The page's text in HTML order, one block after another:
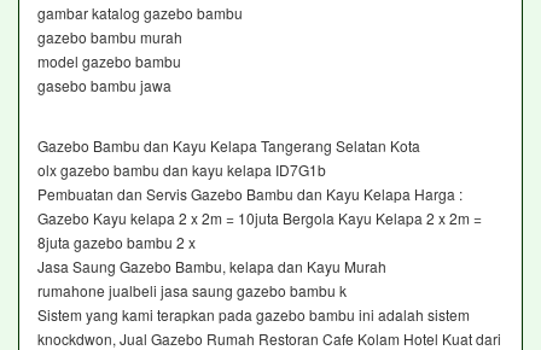
gambar katalog gazebo bambu
gazebo bambu murah
model gazebo bambu
gasebo bambu jawa
Gazebo Bambu dan Kayu Kelapa Tangerang Selatan Kota
olx gazebo bambu dan kayu kelapa ID7G1b
Pembuatan dan Servis Gazebo Bambu dan Kayu Kelapa Harga :
Gazebo Kayu kelapa 2 x 2m = 10juta Bergola Kayu Kelapa 2 x 2m =
8juta gazebo bambu 2 x
Jasa Saung Gazebo Bambu, kelapa dan Kayu Murah
rumahone jualbeli jasa saung gazebo bambu k
Sistem yang kami terapkan pada gazebo bambu ini adalah sistem
knockdwon, Jual Gazebo Rumah Restoran Cafe Kolam Hotel Kuat dari